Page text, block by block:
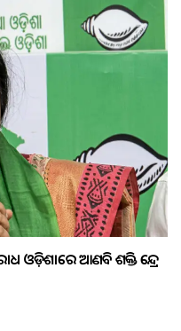
ଓଡ଼ିଶାରେ ଆଣବିକ ଶକ୍ତି କେନ୍ଦ୍ର